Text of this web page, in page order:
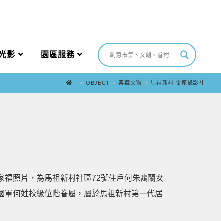
影 園區服務
> OBJECT > 典藏文物 > 馬祖新村-金龍攝影社
福照片，為馬祖新村社區72號住戶何朱靄蘭女
軍何姓校級位階眷屬，屬於馬祖新村第一代居